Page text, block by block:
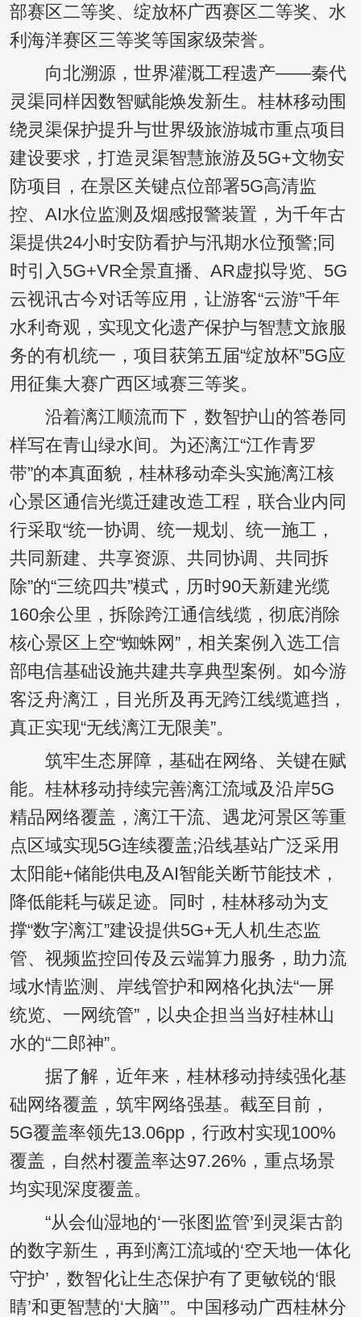
部赛区二等奖、绽放杯广西赛区二等奖、水
利海洋赛区三等奖等国家级荣誉。
向北溯源，世界灌溉工程遗产——秦代
灵渠同样因数智赋能焕发新生。桂林移动围
绕灵渠保护提升与世界级旅游城市重点项目
建设要求，打造灵渠智慧旅游及5G+文物安
防项目，在景区关键点位部署5G高清监
控、AI水位监测及烟感报警装置，为千年古
渠提供24小时安防看护与汛期水位预警;同
时引入5G+VR全景直播、AR虚拟导览、5G
云视讯古今对话等应用，让游客“云游”千年
水利奇观，实现文化遗产保护与智慧文旅服
务的有机统一，项目获第五届“绽放杯”5G应
用征集大赛广西区域赛三等奖。
沿着漓江顺流而下，数智护山的答卷同
样写在青山绿水间。为还漓江“江作青罗
带”的本真面貌，桂林移动牵头实施漓江核
心景区通信光缆迁建改造工程，联合业内同
行采取“统一协调、统一规划、统一施工，
共同新建、共享资源、共同协调、共同拆
除”的“三统四共”模式，历时90天新建光缆
160余公里，拆除跨江通信线缆，彻底消除
核心景区上空“蜘蛛网”，相关案例入选工信
部电信基础设施共建共享典型案例。如今游
客泛舟漓江，目光所及再无跨江线缆遮挡，
真正实现“无线漓江无限美”。
筑牢生态屏障，基础在网络、关键在赋
能。桂林移动持续完善漓江流域及沿岸5G
精品网络覆盖，漓江干流、遇龙河景区等重
点区域实现5G连续覆盖;沿线基站广泛采用
太阳能+储能供电及AI智能关断节能技术，
降低能耗与碳足迹。同时，桂林移动为支
撑“数字漓江”建设提供5G+无人机生态监
管、视频监控回传及云端算力服务，助力流
域水情监测、岸线管护和网格化执法“一屏
统览、一网统管”，以央企担当当好桂林山
水的“二郎神”。
据了解，近年来，桂林移动持续强化基
础网络覆盖，筑牢网络强基。截至目前，
5G覆盖率领先13.06pp，行政村实现100%
覆盖，自然村覆盖率达97.26%，重点场景
均实现深度覆盖。
“从会仙湿地的‘一张图监管’到灵渠古韵
的数字新生，再到漓江流域的‘空天地一体化
守护’，数智化让生态保护有了更敏锐的‘眼
睛’和更智慧的‘大脑’”。中国移动广西桂林分